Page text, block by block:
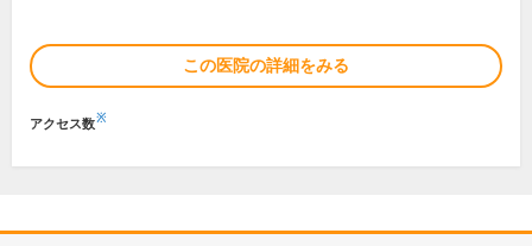
この医院の詳細をみる
アクセス数※